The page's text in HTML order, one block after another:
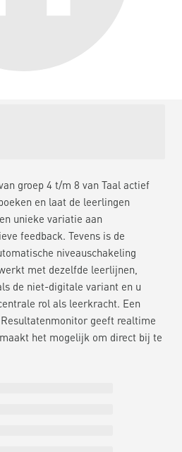
groep 4 t/m 8 van Taal actief
en laat de leerlingen
unieke variatie aan
feedback. Tevens is de
niveauschakeling
met dezelfde leerlijnen,
de niet-digitale variant en u
rol als leerkracht. Een
geeft realtime
het mogelijk om direct bij te